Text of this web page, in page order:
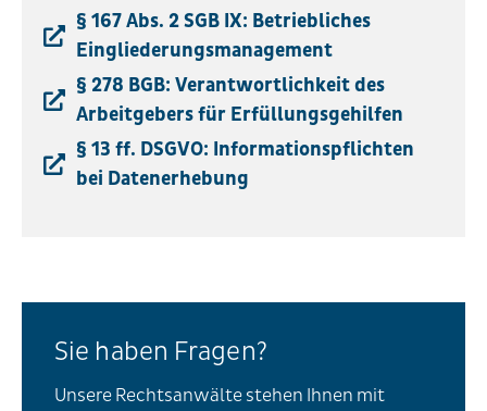
§ 167 Abs. 2 SGB IX: Betriebliches
Eingliederungsmanagement
§ 278 BGB: Verantwortlichkeit des
Arbeitgebers für Erfüllungsgehilfen
§ 13 ff. DSGVO: Informationspflichten
bei Datenerhebung
Sie haben Fragen?
Unsere Rechtsanwälte stehen Ihnen mit